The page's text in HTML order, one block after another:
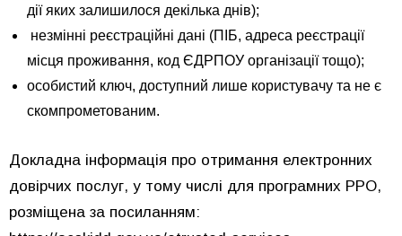
дії яких залишилося декілька днів);
незмінні реєстраційні дані (ПІБ, адреса реєстрації
місця проживання, код ЄДРПОУ організації тощо);
особистий ключ, доступний лише користувачу та не є
скомпрометованим.
Докладна інформація про отримання електронних
довірчих послуг, у тому числі для програмних РРО,
розміщена за посиланням: